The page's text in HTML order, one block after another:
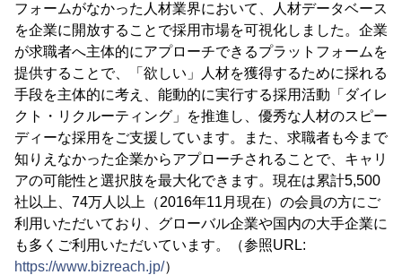
フォームがなかった人材業界において、人材データベース
を企業に開放することで採用市場を可視化しました。企業
が求職者へ主体的にアプローチできるプラットフォームを
提供することで、「欲しい」人材を獲得するために採れる
手段を主体的に考え、能動的に実行する採用活動「ダイレ
クト・リクルーティング」を推進し、優秀な人材のスピー
ディーな採用をご支援しています。また、求職者も今まで
知りえなかった企業からアプローチされることで、キャリ
アの可能性と選択肢を最大化できます。現在は累計5,500
社以上、74万人以上（2016年11月現在）の会員の方にご
利用いただいており、グローバル企業や国内の大手企業に
も多くご利用いただいています。（参照URL:
https://www.bizreach.jp/）